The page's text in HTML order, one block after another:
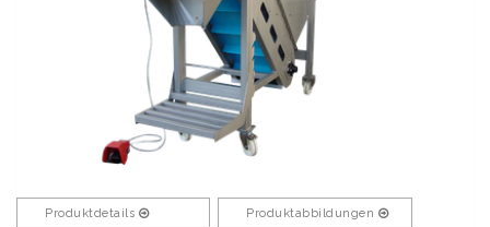
Produktdetails Produktabbildungen